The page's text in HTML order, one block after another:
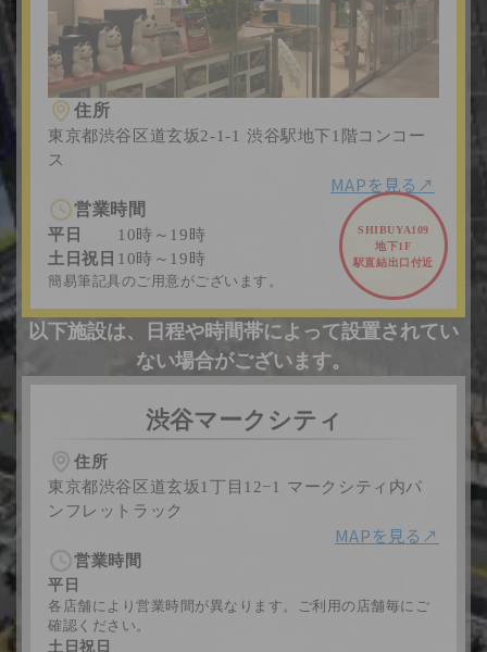
SHIBUYA109
地下1F
駅直結出口付近
住所
東京都渋谷区道玄坂2-1-1 渋谷駅地下1階コンコー
ス
MAPを見る↗︎
営業時間
平日
10時～19時
土日祝日 10時～19時
簡易筆記具のご用意がございます。
以下施設は、日程や時間帯によって設置されてい
ない場合がございます。
渋谷マークシティ
住所
東京都渋谷区道玄坂1丁目12−1 マークシティ内パ
ンフレットラック
MAPを見る↗︎
営業時間
平日
各店舗により営業時間が異なります。ご利用の店舗毎にご
確認ください。
土日祝日